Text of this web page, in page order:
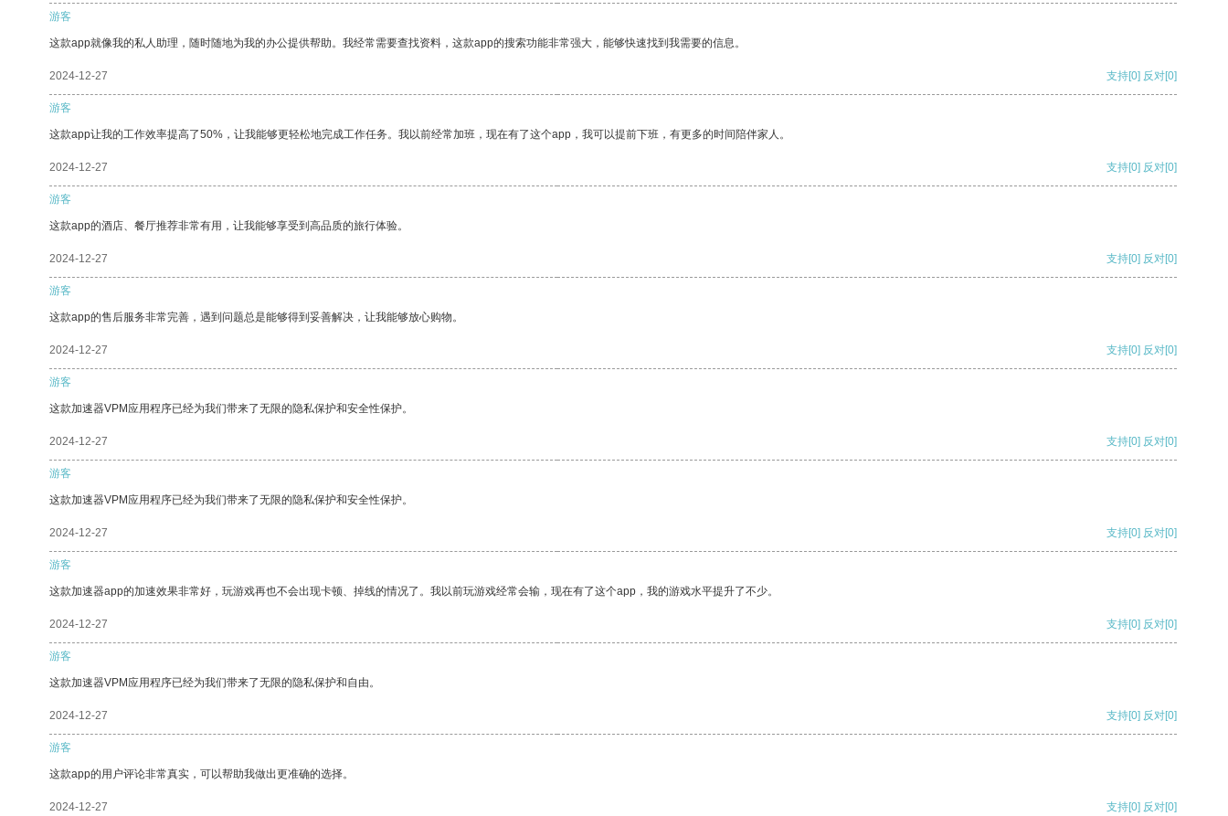
游客
这款app就像我的私人助理，随时随地为我的办公提供帮助。我经常需要查找资料，这款app的搜索功能非常强大，能够快速找到我需要的信息。
2024-12-27 支持[0] 反对[0]
游客
这款app让我的工作效率提高了50%，让我能够更轻松地完成工作任务。我以前经常加班，现在有了这个app，我可以提前下班，有更多的时间陪伴家人。
2024-12-27 支持[0] 反对[0]
游客
这款app的酒店、餐厅推荐非常有用，让我能够享受到高品质的旅行体验。
2024-12-27 支持[0] 反对[0]
游客
这款app的售后服务非常完善，遇到问题总是能够得到妥善解决，让我能够放心购物。
2024-12-27 支持[0] 反对[0]
游客
这款加速器VPM应用程序已经为我们带来了无限的隐私保护和安全性保护。
2024-12-27 支持[0] 反对[0]
游客
这款加速器VPM应用程序已经为我们带来了无限的隐私保护和安全性保护。
2024-12-27 支持[0] 反对[0]
游客
这款加速器app的加速效果非常好，玩游戏再也不会出现卡顿、掉线的情况了。我以前玩游戏经常会输，现在有了这个app，我的游戏水平提升了不少。
2024-12-27 支持[0] 反对[0]
游客
这款加速器VPM应用程序已经为我们带来了无限的隐私保护和自由。
2024-12-27 支持[0] 反对[0]
游客
这款app的用户评论非常真实，可以帮助我做出更准确的选择。
2024-12-27 支持[0] 反对[0]